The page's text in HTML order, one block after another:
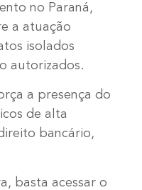
no Paraná,
a atuação
isolados
autorizados.
a presença do
de alta
bancário,
basta acessar o